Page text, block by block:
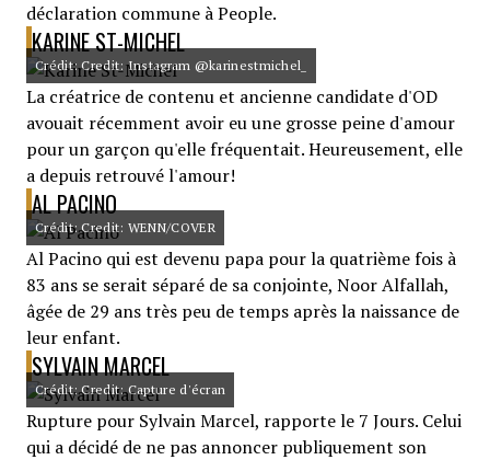
déclaration commune à People.
KARINE ST-MICHEL
Crédit: Credit: Instagram @karinestmichel_
La créatrice de contenu et ancienne candidate d'OD
avouait récemment avoir eu une grosse peine d'amour
pour un garçon qu'elle fréquentait. Heureusement, elle
a depuis retrouvé l'amour!
AL PACINO
Crédit: Credit: WENN/COVER
Al Pacino qui est devenu papa pour la quatrième fois à
83 ans se serait séparé de sa conjointe, Noor Alfallah,
âgée de 29 ans très peu de temps après la naissance de
leur enfant.
SYLVAIN MARCEL
Crédit: Credit: Capture d'écran
Rupture pour Sylvain Marcel, rapporte le 7 Jours. Celui
qui a décidé de ne pas annoncer publiquement son